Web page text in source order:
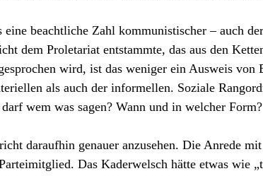
beachtliche Zahl kommunistischer – auch
dem Proletariat entstammte, das aus den
wird, ist das weniger ein Ausweis von
als auch der informellen. Soziale
wem was sagen? Wann und in welcher Form?
daraufhin genauer anzusehen. Die Anrede mit
Das Kaderwelsch hätte etwas wie